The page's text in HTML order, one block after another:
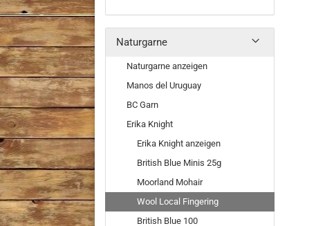
Naturgarne
Naturgarne anzeigen
Manos del Uruguay
BC Garn
Erika Knight
Erika Knight anzeigen
British Blue Minis 25g
Moorland Mohair
Wool Local Fingering
British Blue 100